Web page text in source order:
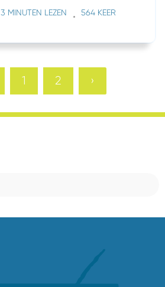
3 MINUTEN LEZEN
564 KEER
1 2 ›